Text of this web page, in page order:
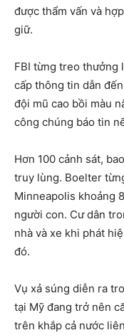
được thẩm vấn và
giữ.
FBI từng treo thưởng
cấp thông tin dẫn
đội mũ cao bồi màu
công chúng báo tin
Hơn 100 cảnh sát,
truy lùng. Boelter
Minneapolis khoảng
người con. Cư dân
nhà và xe khi phát
đó.
Vụ xả súng diễn ra
tại Mỹ đang trở nên
trên khắp cả nước